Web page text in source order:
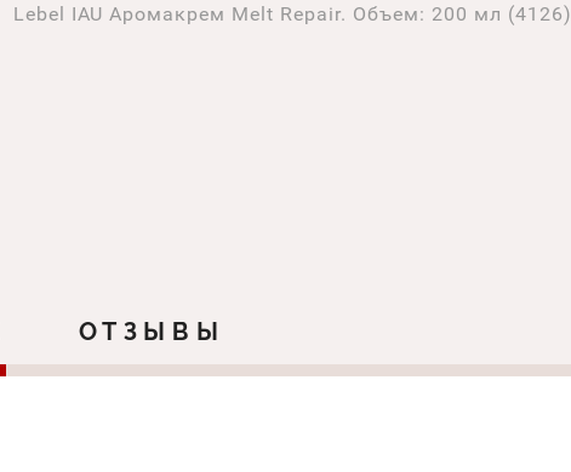
Lebel IAU Аромакрем Melt Repair. Объем: 200 мл (4126)
ОТЗЫВЫ